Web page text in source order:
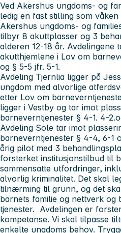
Ved Akershus ungdoms- og
ledig en fast stilling som
Akershus ungdoms- og
tilbyr 8 akuttplasser og 3
alderen 12-18 år. Avdelingene
akutthjemlene i Lov om
og § 5-5 jfr. 5-1.
Avdeling Tjernlia ligger på
ungdom med alvorlige
etter Lov om
ligger i Vestby og tar imot
barneverntjenester § 4-1. 4-
Avdeling Sole tar imot
barneverntjenester § 4-4, 6-1
årig pilot med 3
forsterket institusjonstilbud til
sammensatte utfordringer,
alvorlig kriminalitet. Det skal
tilnærming til grunn, og det
barnets familie og nettverk og
tjenester. Avdelingen er
kompetanse. Vi skal tilpasse
enkelte ungdoms behov.